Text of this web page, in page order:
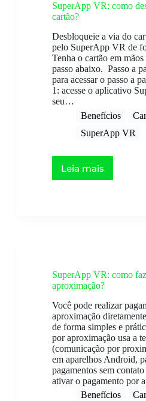
SuperApp VR: como
cartão?
Desbloqueie a via do
pelo SuperApp VR de
Tenha o cartão em mãos
passo abaixo. Passo a
para acessar o passo a
1: acesse o aplicativo
seu…
Benefícios
SuperApp VR
Leia mais
SuperApp VR: como
aproximação?
Você pode realizar
aproximação
de forma simples e
por aproximação usa a
(comunicação por
em aparelhos Android,
pagamentos sem
ativar o pagamento por
Benefícios